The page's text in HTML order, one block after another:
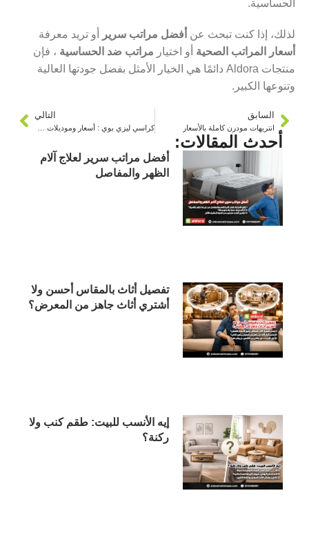
الحساسية.
لذلك، إذا كنت تبحث عن أفضل مراتب سرير
أو تريد معرفة
أسعار المراتب الصحية أو اختيار مراتب ضد الحساسية ، فإن
منتجات Aldora دائمًا هي الخيار الأمثل بفضل جودتها العالية
وتنوعها الكبير.
السابق
انتريهات مودرن كاملة بالأسعار
التالي
أحدث المقالات:
أفضل مراتب سرير لعلاج آلام
الظهر والمفاصل
تفصيل أثاث بالمقاس أحسن ولا
أشتري أثاث جاهز من المعرض؟
إيه الأنسب للبيت: طقم كنب ولا
ركنة؟